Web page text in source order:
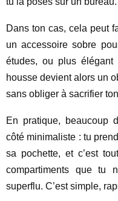
Dans ton cas, cela peut
un accessoire sobre
études, ou plus élégant
housse devient alors un
sans obliger à sacrifier
En pratique, beaucoup
côté minimaliste : tu
sa pochette, et c’est
compartiments que tu
superflu. C’est simple,